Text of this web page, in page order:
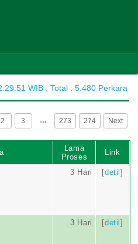
WIB , Total : 5.480 Perkara
2 3 … 273 274 Next
Lama
Proses
Link
3 Hari [detil]
3 Hari [detil]